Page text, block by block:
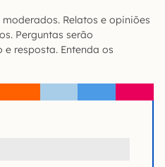
Relatos e opiniões
Perguntas serão
resposta. Entenda os